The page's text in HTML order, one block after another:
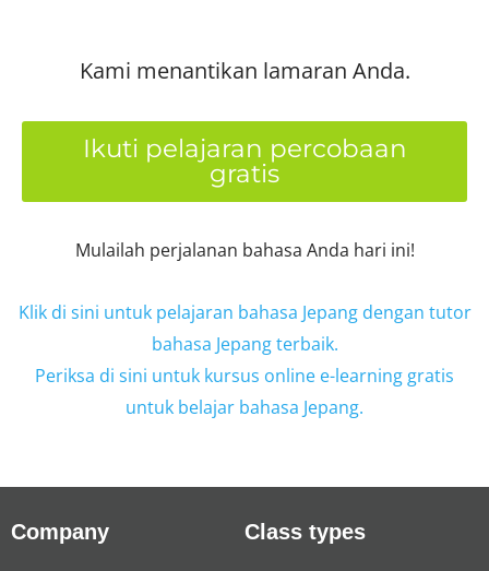
Kami menantikan lamaran Anda.
Ikuti pelajaran percobaan
gratis
Mulailah perjalanan bahasa Anda hari ini!
Klik di sini untuk pelajaran bahasa Jepang dengan tutor
bahasa Jepang terbaik.
Periksa di sini untuk kursus online e-learning gratis
untuk belajar bahasa Jepang.
Company Class types